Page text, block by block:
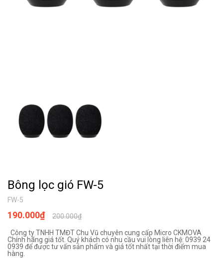
Bông lọc gió FW-5
FW-5
200.000₫
190.000₫
Công ty TNHH TMĐT Chu Vũ chuyên cung cấp Micro CKMOVA
Chính hãng giá tốt. Quý khách có nhu cầu vui lòng liên hệ: 0939 24
0939 để được tư vấn sản phẩm và giá tốt nhất tại thời điểm mua
hàng.